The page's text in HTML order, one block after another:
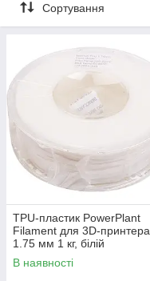
Сортування
TPU-пластик PowerPlant
Filament для 3D-принтера
1.75 мм 1 кг, білій
В наявності